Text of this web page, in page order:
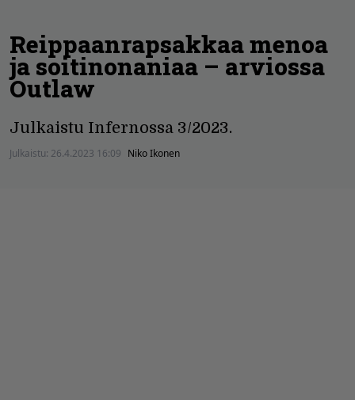
Reippaanrapsakkaa menoa
ja soitinonaniaa – arviossa
Outlaw
Julkaistu Infernossa 3/2023.
Julkaistu: 26.4.2023 16:09 Niko Ikonen